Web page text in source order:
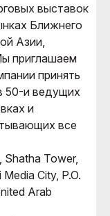
выставок
Ближнего
Азии,
приглашаем
принять
50-и ведущих
и
все
Tower,
City, P.O.
Arab